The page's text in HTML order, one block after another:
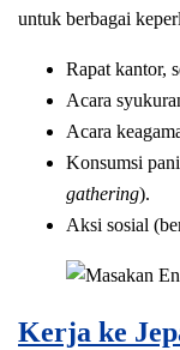
untuk berbagai
Rapat kantor,
Acara
Acara
Konsumsi
gathering).
Aksi sosial
Kerja ke